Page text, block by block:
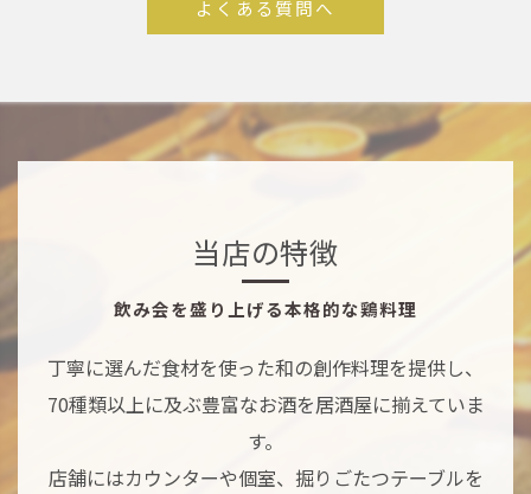
よくある質問へ
飲み会を盛り上げる本格的な鶏料理
当店の特徴
丁寧に選んだ食材を使った和の創作料理を提供し、
70種類以上に及ぶ豊富なお酒を居酒屋に揃えていま
す。
店舗にはカウンターや個室、掘りごたつテーブルを